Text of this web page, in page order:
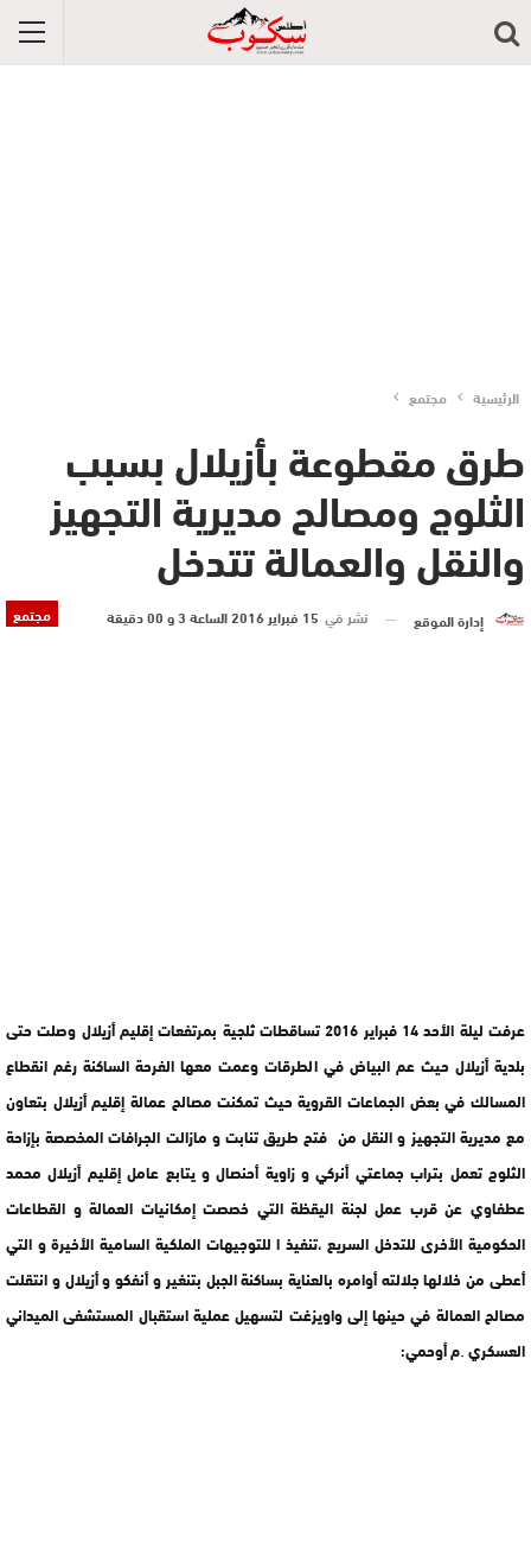
الرئيسية مجتمع
طرق مقطوعة بأزيلال بسبب
الثلوج ومصالح مديرية التجهيز
والنقل والعمالة تتدخل
مجتمع إدارة الموقع نشر في 15 فبراير 2016 الساعة 3 و 00 دقيقة
عرفت ليلة الأحد 14 فبراير 2016 تساقطات ثلجية بمرتفعات إقليم أزيلال وصلت حتى
بلدية أزيلال حيث عم البياض في الطرقات وعمت معها الفرحة الساكنة رغم انقطاع
المسالك في بعض الجماعات القروية حيث تمكنت مصالح عمالة إقليم أزيلال بتعاون
مع مديرية التجهيز و النقل من فتح طريق تنابت و مازالت الجرافات المخصصة بإزاحة
الثلوج تعمل بتراب جماعتي أنركي و زاوية أحنصال و يتابع عامل إقليم أزيلال محمد
عطفاوي عن قرب عمل لجنة اليقظة التي خصصت إمكانيات العمالة و القطاعات
الحكومية الأخرى للتدخل السريع ،تنفيذ ا للتوجيهات الملكية السامية الأخيرة و التي
أعطى من خلالها جلالته أوامره بالعناية بساكنة الجبل بتنغير و أنفكو و أزيلال و انتقلت
مصالح العمالة في حينها إلى واويزغت لتسهيل عملية استقبال المستشفى الميداني
العسكري.م أوحمي: